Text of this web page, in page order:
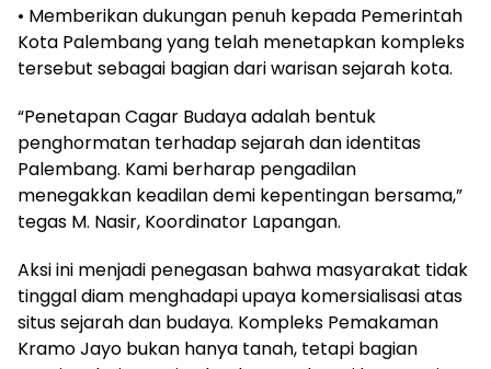
• Memberikan dukungan penuh kepada Pemerintah
Kota Palembang yang telah menetapkan kompleks
tersebut sebagai bagian dari warisan sejarah kota.
“Penetapan Cagar Budaya adalah bentuk
penghormatan terhadap sejarah dan identitas
Palembang. Kami berharap pengadilan
menegakkan keadilan demi kepentingan bersama,”
tegas M. Nasir, Koordinator Lapangan.
Aksi ini menjadi penegasan bahwa masyarakat tidak
tinggal diam menghadapi upaya komersialisasi atas
situs sejarah dan budaya. Kompleks Pemakaman
Kramo Jayo bukan hanya tanah, tetapi bagian